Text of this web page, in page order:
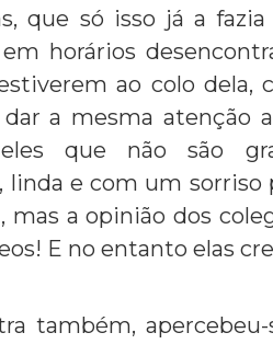
que só isso já a
horários
ao colo dela,
a mesma atenção
que não são
e com um sorriso
a opinião dos
E no entanto elas
também,